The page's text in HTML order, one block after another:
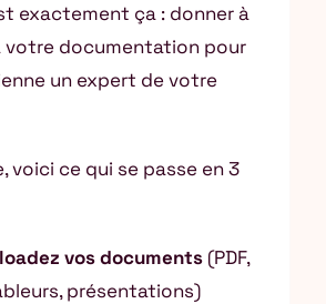
exactement ça : donner à
votre documentation pour
un expert de votre
voici ce qui se passe en 3
vos documents (PDF,
présentations)